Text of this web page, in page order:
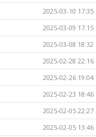
2025-03-10 17:35
2025-03-09 17:15
2025-03-08 18:32
2025-02-28 22:16
2025-02-26 19:04
2025-02-23 18:46
2025-02-05 22:27
2025-02-05 13:46